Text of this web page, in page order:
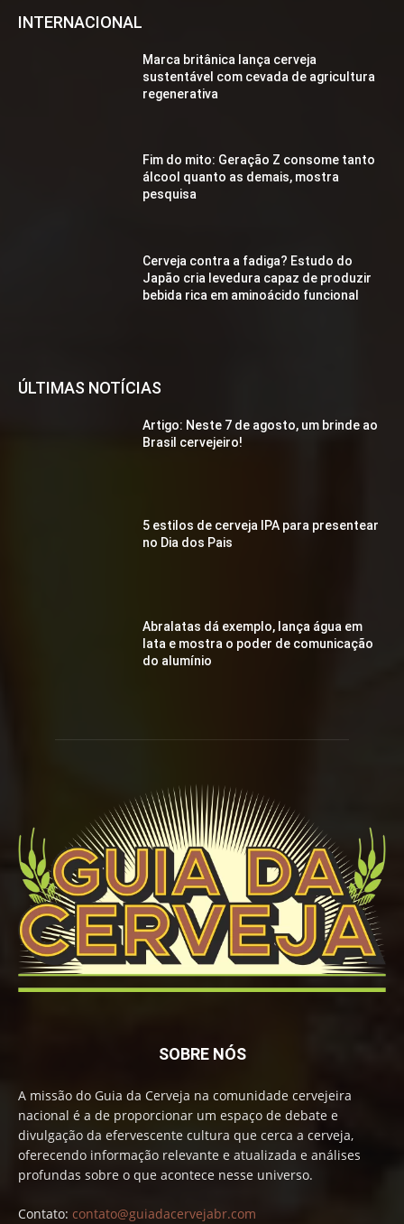
INTERNACIONAL
Marca britânica lança cerveja
sustentável com cevada de agricultura
regenerativa
Fim do mito: Geração Z consome tanto
álcool quanto as demais, mostra
pesquisa
Cerveja contra a fadiga? Estudo do
Japão cria levedura capaz de produzir
bebida rica em aminoácido funcional
ÚLTIMAS NOTÍCIAS
Artigo: Neste 7 de agosto, um brinde ao
Brasil cervejeiro!
5 estilos de cerveja IPA para presentear
no Dia dos Pais
Abralatas dá exemplo, lança água em
lata e mostra o poder de comunicação
do alumínio
SOBRE NÓS
A missão do Guia da Cerveja na comunidade cervejeira
nacional é a de proporcionar um espaço de debate e
divulgação da efervescente cultura que cerca a cerveja,
oferecendo informação relevante e atualizada e análises
profundas sobre o que acontece nesse universo.
Contato: contato@guiadacervejabr.com